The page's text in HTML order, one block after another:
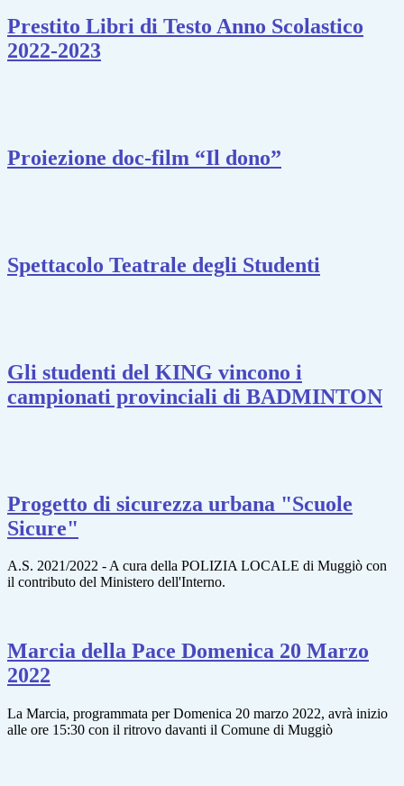
Prestito Libri di Testo Anno Scolastico
2022-2023
Proiezione doc-film “Il dono”
Spettacolo Teatrale degli Studenti
Gli studenti del KING vincono i
campionati provinciali di BADMINTON
Progetto di sicurezza urbana "Scuole
Sicure"
A.S. 2021/2022 - A cura della POLIZIA LOCALE di Muggiò con
il contributo del Ministero dell'Interno.
Marcia della Pace Domenica 20 Marzo
2022
La Marcia, programmata per Domenica 20 marzo 2022, avrà inizio
alle ore 15:30 con il ritrovo davanti il Comune di Muggiò